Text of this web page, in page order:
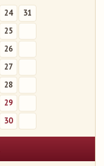
24
31
25
26
27
28
29
30